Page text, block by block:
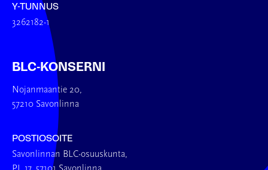
Y-TUNNUS
3262182-1
BLC-KONSERNI
Nojanmaantie 20,
57210 Savonlinna
POSTIOSOITE
Savonlinnan BLC-osuuskunta,